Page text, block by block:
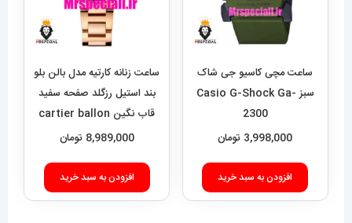
ممکن
است
در
صفحه
شوند
ساعت مچی کاسیو جی شاک
سبز Casio G-Shock Ga-
2300
3,998,000 تومان
افزودن به سبد خرید
ساعت زنانه کارتیه مدل بالن بلو
بند استیل رزگلد صفحه سفید
قاب نگین cartier ballon
bleu 020909
8,989,000 تومان
افزودن به سبد خرید